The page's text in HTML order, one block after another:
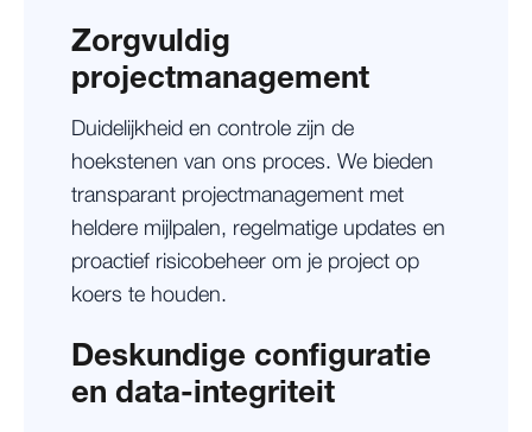
Zorgvuldig
projectmanagement
Duidelijkheid en controle zijn de
hoekstenen van ons proces. We bieden
transparant projectmanagement met
heldere mijlpalen, regelmatige updates en
proactief risicobeheer om je project op
koers te houden.
Deskundige configuratie
en data-integriteit